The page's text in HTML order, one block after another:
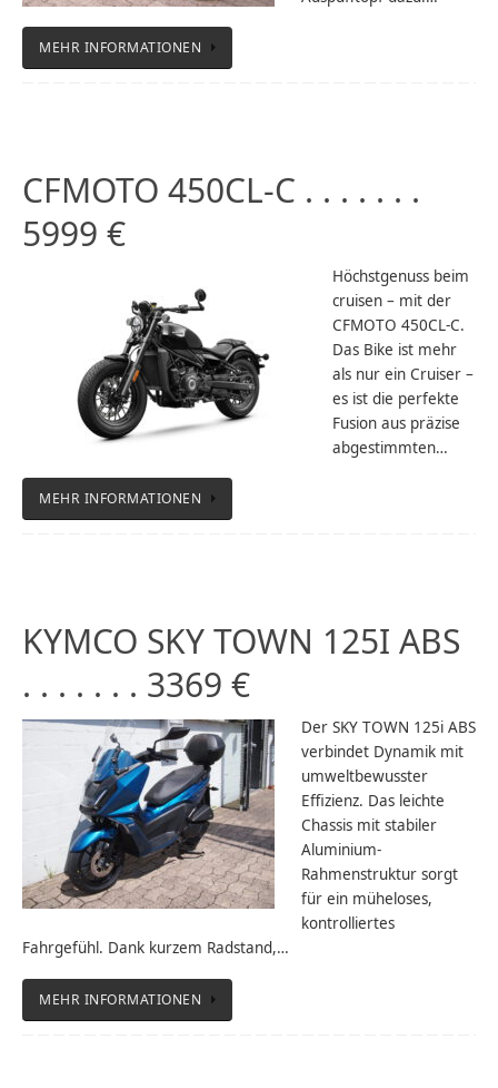
MEHR INFORMATIONEN
CFMOTO 450CL-C . . . . . . .
5999 €
Höchstgenuss beim
cruisen – mit der
CFMOTO 450CL-C.
Das Bike ist mehr
als nur ein Cruiser –
es ist die perfekte
Fusion aus präzise
abgestimmten…
MEHR INFORMATIONEN
KYMCO SKY TOWN 125I ABS
. . . . . . . 3369 €
Der SKY TOWN 125i ABS
verbindet Dynamik mit
umweltbewusster
Effizienz. Das leichte
Chassis mit stabiler
Aluminium-
Rahmenstruktur sorgt
für ein müheloses,
kontrolliertes
Fahrgefühl. Dank kurzem Radstand,…
MEHR INFORMATIONEN